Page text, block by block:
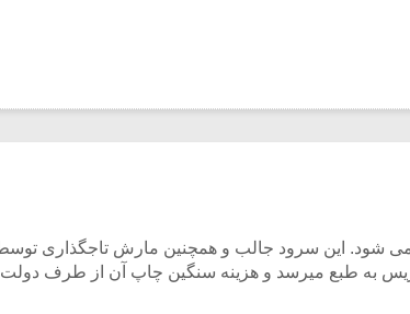
می شود. این سرود جالب و همچنین مارش تاجگذاری